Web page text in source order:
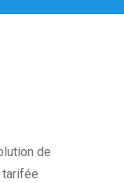
de
tarifée